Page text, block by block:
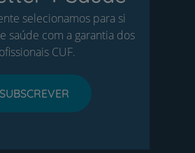
selecionamos para si
saúde com a garantia dos
CUF.
SUBSCREVER